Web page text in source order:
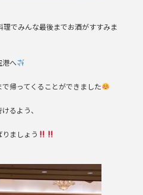
でみんな最後までお酒がすすみま
港へ
帰ってくることができました
るよう、
ましょう